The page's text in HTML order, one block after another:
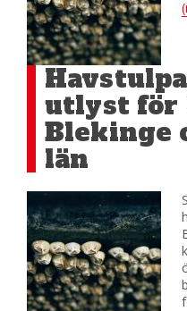
utlyst för
Blekinge
län